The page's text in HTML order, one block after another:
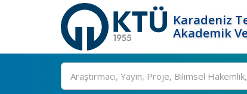
Karadeniz
Akademik
Ara